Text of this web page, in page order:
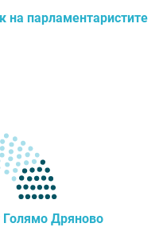
на парламентаристите
Голямо Дряново